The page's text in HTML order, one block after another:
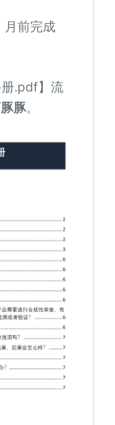
月前完成
.pdf】流
豚。